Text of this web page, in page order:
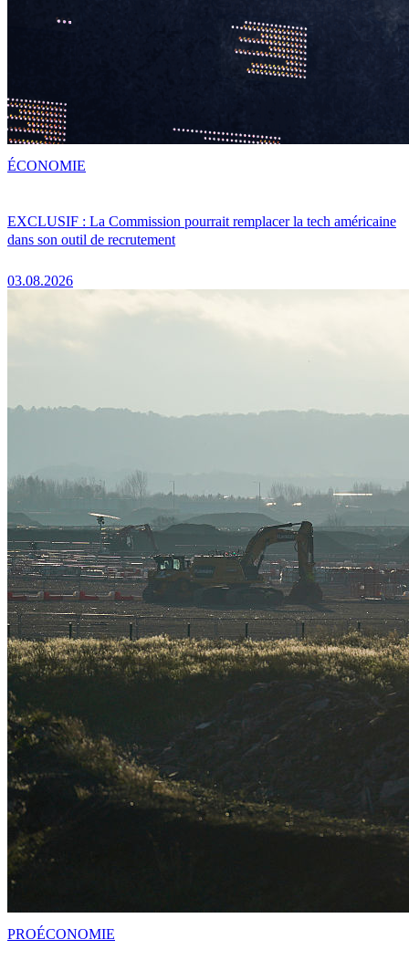
EXCLUSIF : La Commission pourrait remplacer la tech américaine
dans son outil de recrutement
03.08.2026
ÉCONOMIE
PROÉCONOMIE